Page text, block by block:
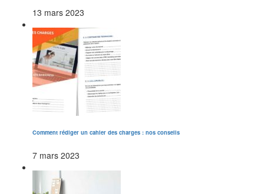
13 mars 2023
Comment rédiger un cahier des charges : nos conseils
7 mars 2023